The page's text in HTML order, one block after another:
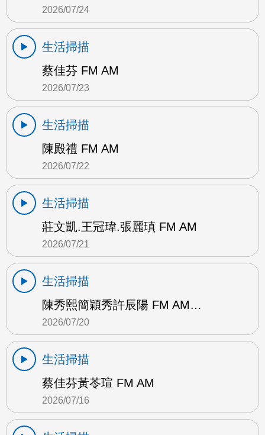
2026/07/24
生活掃描
蔡佳芬 FM AM
2026/07/23
生活掃描
陳殿禮 FM AM
2026/07/22
生活掃描
莊文凱.王冠瑋.張麗瑱 FM AM
2026/07/21
生活掃描
陳秀熙簡穎秀許辰陽 FM AM…
2026/07/20
生活掃描
蔡佳芬黃苓瑄 FM AM
2026/07/16